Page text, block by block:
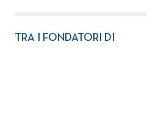
TRA I FONDATORI DI